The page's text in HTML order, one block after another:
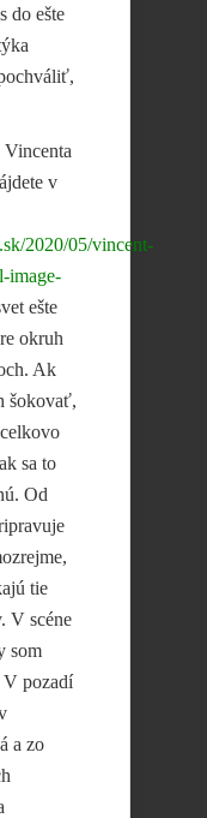
do ešte
Vincenta
v
2020/05/vincent-
image-
ešte
okruh
Ak
šokovať,
sa to
Od
tie
V scéne
som
V pozadí
a zo